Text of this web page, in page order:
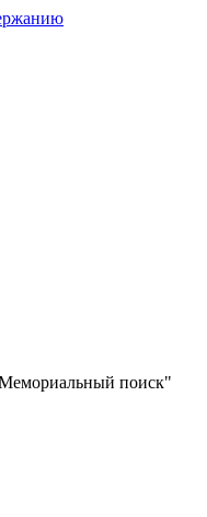
поиск"